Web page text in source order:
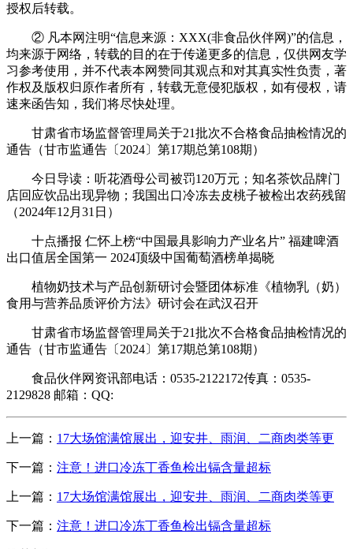
授权后转载。
② 凡本网注明“信息来源：XXX(非食品伙伴网)”的信息，
均来源于网络，转载的目的在于传递更多的信息，仅供网友学
习参考使用，并不代表本网赞同其观点和对其真实性负责，著
作权及版权归原作者所有，转载无意侵犯版权，如有侵权，请
速来函告知，我们将尽快处理。
甘肃省市场监督管理局关于21批次不合格食品抽检情况的
通告（甘市监通告〔2024〕第17期总第108期）
今日导读：听花酒母公司被罚120万元；知名茶饮品牌门
店回应饮品出现异物；我国出口冷冻去皮桃子被检出农药残留
（2024年12月31日）
十点播报 仁怀上榜“中国最具影响力产业名片” 福建啤酒
出口值居全国第一 2024顶级中国葡萄酒榜单揭晓
植物奶技术与产品创新研讨会暨团体标准《植物乳（奶）
食用与营养品质评价方法》研讨会在武汉召开
甘肃省市场监督管理局关于21批次不合格食品抽检情况的
通告（甘市监通告〔2024〕第17期总第108期）
食品伙伴网资讯部电话：0535-2122172传真：0535-
2129828 邮箱：QQ:
上一篇： 17大场馆满馆展出，迎安井、雨润、二商肉类等更
下一篇： 注意！进口冷冻丁香鱼检出镉含量超标
上一篇： 17大场馆满馆展出，迎安井、雨润、二商肉类等更
下一篇： 注意！进口冷冻丁香鱼检出镉含量超标